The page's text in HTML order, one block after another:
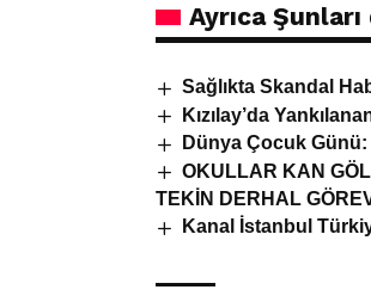
Ayrıca
Sağlıkta Skandal
Kızılay’da
Dünya Çocuk
OKULLAR KAN
TEKİN DERHAL
Kanal İstanbul